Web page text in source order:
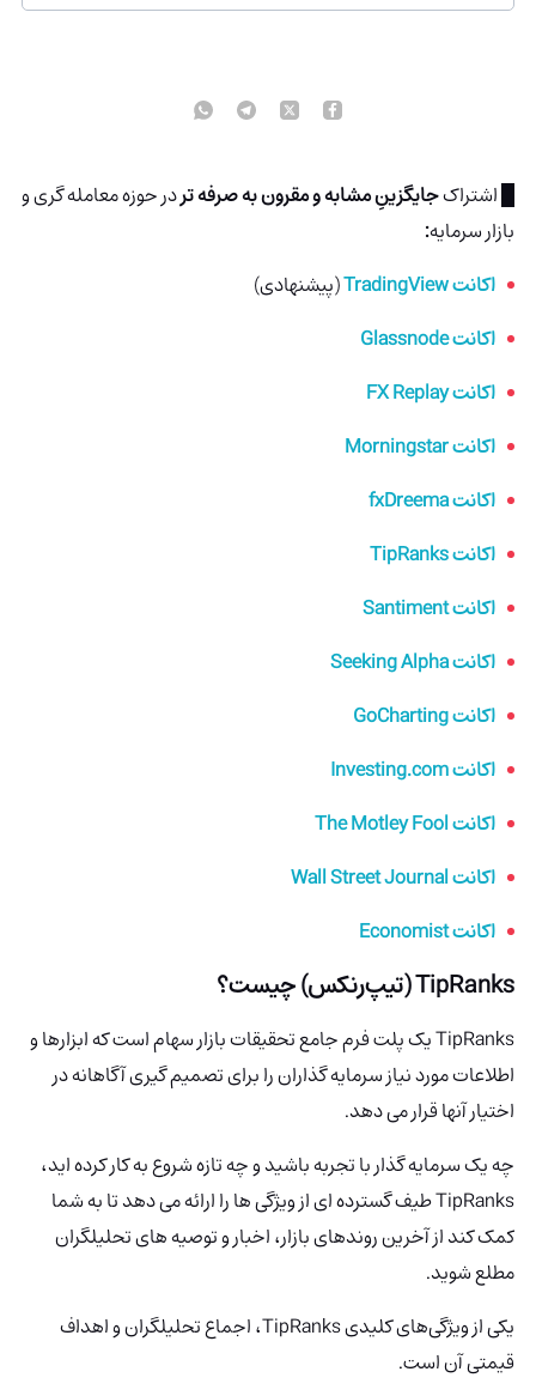
█ اشتراکجایگزینِ مشابه و مقرون به صرفه تردر حوزه معامله گری و
بازار سرمایه:
اکانت TradingView
(پیشنهادی)
اکانت Glassnode
اکانت FX Replay
اکانت Morningstar
اکانت fxDreema
اکانت TipRanks
اکانت Santiment
اکانت Seeking Alpha
اکانت GoCharting
اکانت Investing.com
اکانت The Motley Fool
اکانت Wall Street Journal
اکانت Economist
TipRanks (تیپ‌رنکس) چیست؟
TipRanksیک پلت فرم جامع تحقیقات بازار سهام است که ابزارها و
اطلاعات مورد نیاز سرمایه گذاران را برای تصمیم گیری آگاهانه در
اختیار آنها قرار می دهد.
چه یک سرمایه گذار با تجربه باشید و چه تازه شروع به کار کرده اید،
TipRanksطیف گسترده ای از ویژگی ها را ارائه می دهد تا به شما
کمک کند از آخرین روندهای بازار، اخبار و توصیه های تحلیلگران
مطلع شوید.
یکی از ویژگی‌های کلیدی TipRanks، اجماع تحلیلگران و اهداف
قیمتی آن است.